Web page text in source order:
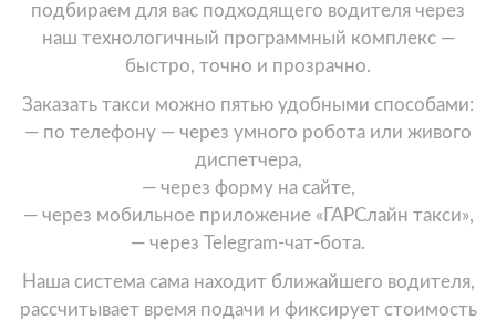
подбираем для вас подходящего водителя через
наш технологичный программный комплекс —
быстро, точно и прозрачно.
Заказать такси можно пятью удобными способами:
— по телефону — через умного робота или живого
диспетчера,
— через форму на сайте,
— через мобильное приложение «ГАРСлайн такси»,
— через Telegram-чат-бота.
Наша система сама находит ближайшего водителя,
рассчитывает время подачи и фиксирует стоимость